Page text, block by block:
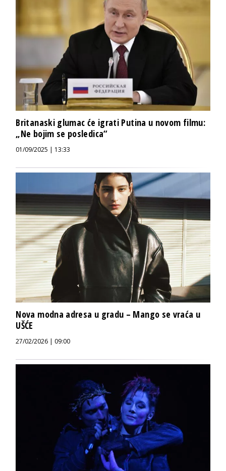
Britanaski glumac će igrati Putina u novom filmu:
„Ne bojim se posledica“
01/09/2025 | 13:33
Nova modna adresa u gradu – Mango se vraća u
UŠĆE
27/02/2026 | 09:00